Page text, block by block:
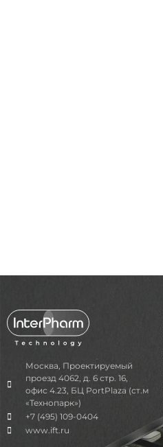
Москва, Проектируемый
проезд 4062, д. 6 стр. 16,
офис 4.23, БЦ PortPlaza (ст.м
«Технопарк»)
+7 (495) 109-0404
www.ift.ru